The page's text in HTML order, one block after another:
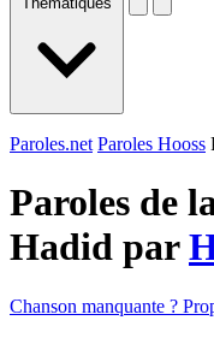
Paroles.net Paroles Hooss
Paroles de
Hadid par
Chanson manquante ?